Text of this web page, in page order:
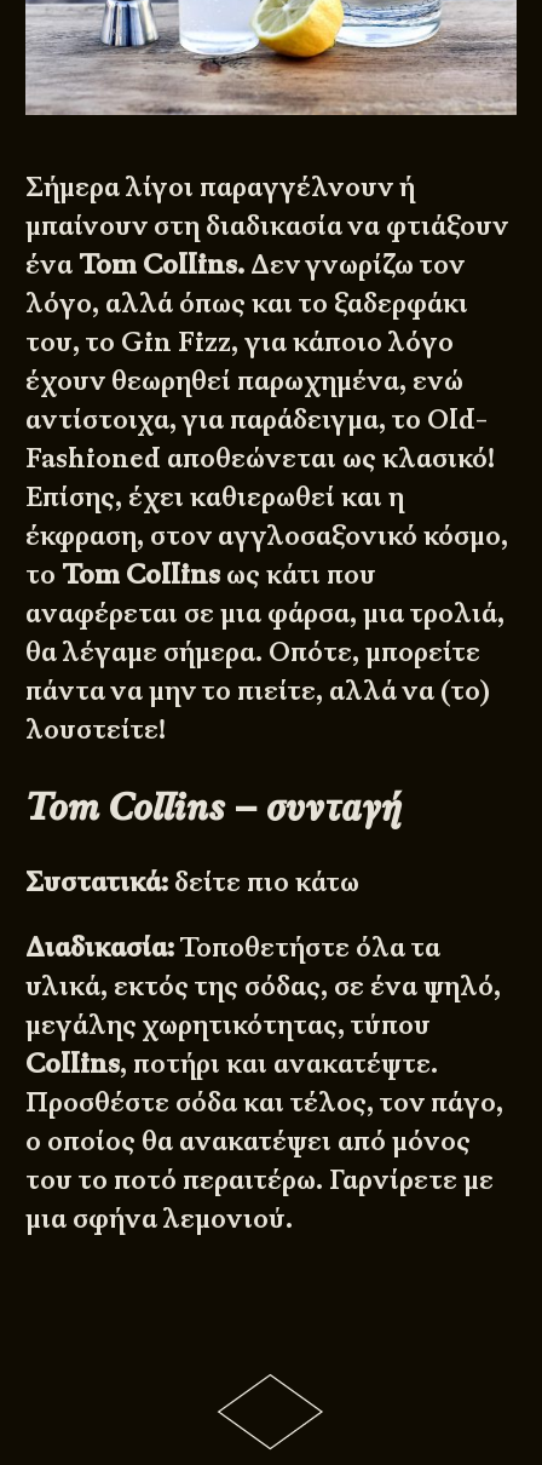
Σήμερα λίγοι παραγγέλνουν ή
μπαίνουν στη διαδικασία να φτιάξουν
ένα Tom Collins. Δεν γνωρίζω τον
λόγο, αλλά όπως και το ξαδερφάκι
του, το Gin Fizz, για κάποιο λόγο
έχουν θεωρηθεί παρωχημένα, ενώ
αντίστοιχα, για παράδειγμα, το Old-
Fashioned αποθεώνεται ως κλασικό!
Επίσης, έχει καθιερωθεί και η
έκφραση, στον αγγλοσαξονικό κόσμο,
το Tom Collins ως κάτι που
αναφέρεται σε μια φάρσα, μια τρολιά,
θα λέγαμε σήμερα. Οπότε, μπορείτε
πάντα να μην το πιείτε, αλλά να (το)
λουστείτε!
Tom Collins – συνταγή
Συστατικά: δείτε πιο κάτω
Διαδικασία:Τοποθετήστε όλα τα
υλικά, εκτός της σόδας, σε ένα ψηλό,
μεγάλης χωρητικότητας, τύπου
Collins, ποτήρι και ανακατέψτε.
Προσθέστε σόδα και τέλος, τον πάγο,
ο οποίος θα ανακατέψει από μόνος
του το ποτό περαιτέρω. Γαρνίρετε με
μια σφήνα λεμονιού.